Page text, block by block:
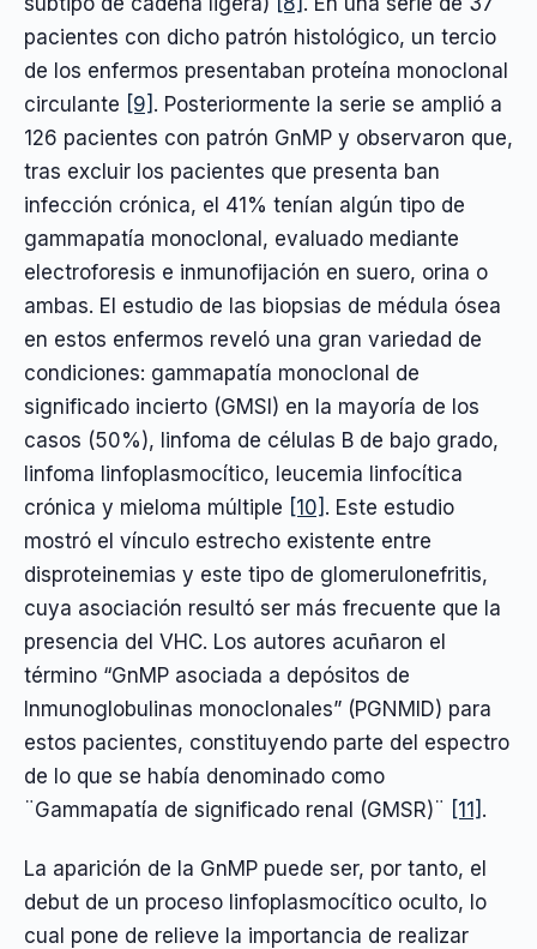
pacientes con dicho patrón histológico, un tercio
de los enfermos presentaban proteína monoclonal
circulante [9] . Posteriormente la serie se amplió a
126 pacientes con patrón GnMP y observaron que,
tras excluir los pacientes que presenta ban
infección crónica, el 41% tenían algún tipo de
gammapatía monoclonal, evaluado mediante
electroforesis e inmunofijación en suero, orina o
ambas. El estudio de las biopsias de médula ósea
en estos enfermos reveló una gran variedad de
condiciones: gammapatía monoclonal de
significado incierto (GMSI) en la mayoría de los
casos (50%), linfoma de células B de bajo grado,
linfoma linfoplasmocítico, leucemia linfocítica
crónica y mieloma múltiple [10] . Este estudio
mostró el vínculo estrecho existente entre
disproteinemias y este tipo de glomerulonefritis,
cuya asociación resultó ser más frecuente que la
presencia del VHC. Los autores acuñaron el
término “GnMP asociada a depósitos de
Inmunoglobulinas monoclonales” (PGNMID) para
estos pacientes, constituyendo parte del espectro
de lo que se había denominado como
¨Gammapatía de significado renal (GMSR)¨ [11] .
La aparición de la GnMP puede ser, por tanto, el
debut de un proceso linfoplasmocítico oculto, lo
cual pone de relieve la importancia de realizar